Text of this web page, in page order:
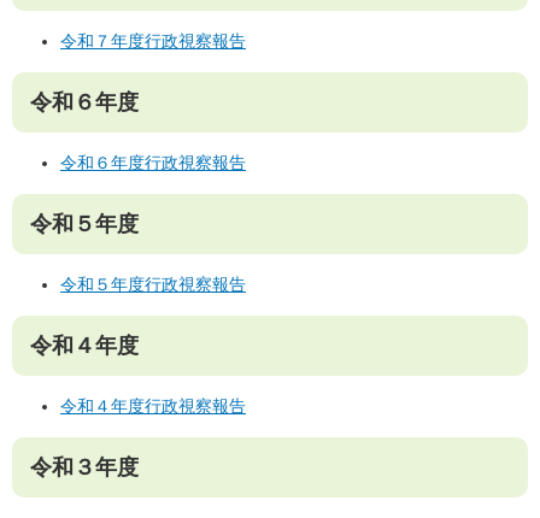
令和７年度行政視察報告
令和６年度
令和６年度行政視察報告
令和５年度
令和５年度行政視察報告
令和４年度
令和４年度行政視察報告
令和３年度